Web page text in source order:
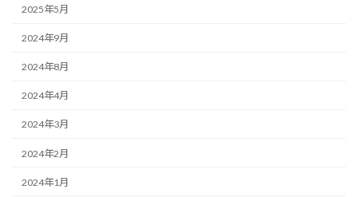
2025年5月
2024年9月
2024年8月
2024年4月
2024年3月
2024年2月
2024年1月